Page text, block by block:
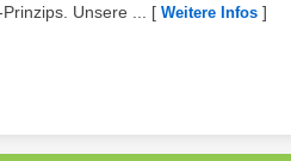
Unsere ...
[ Weitere Infos ]